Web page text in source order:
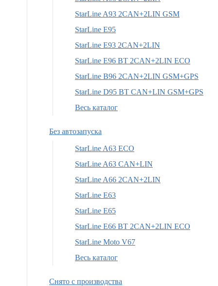
StarLine A93 2CAN+2LIN GSM
StarLine E95
StarLine E93 2CAN+2LIN
StarLine E96 BT 2CAN+2LIN ECO
StarLine B96 2CAN+2LIN GSM+GPS
StarLine D95 BT CAN+LIN GSM+GPS
Весь каталог
Без автозапуска
StarLine A63 ECO
StarLine A63 CAN+LIN
StarLine A66 2CAN+2LIN
StarLine E63
StarLine E65
StarLine E66 BT 2CAN+2LIN ECO
StarLine Moto V67
Весь каталог
Снято с производства